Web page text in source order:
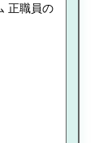
正職員の